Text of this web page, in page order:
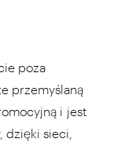
poza
przemyślaną
i jest
sieci,